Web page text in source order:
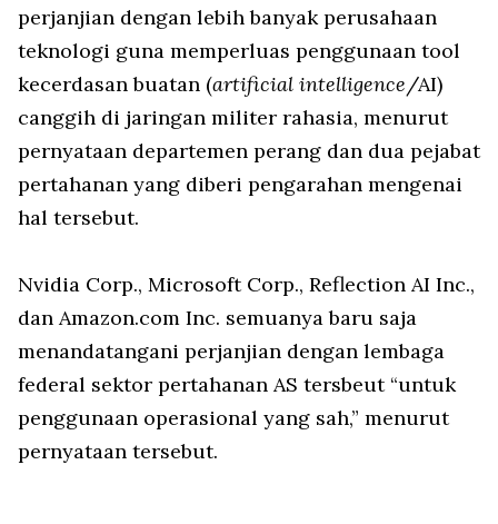
perjanjian dengan lebih banyak perusahaan
teknologi guna memperluas penggunaan tool
kecerdasan buatan (artificial intelligence/AI)
canggih di jaringan militer rahasia, menurut
pernyataan departemen perang dan dua pejabat
pertahanan yang diberi pengarahan mengenai
hal tersebut.
Nvidia Corp., Microsoft Corp., Reflection AI Inc.,
dan Amazon.com Inc. semuanya baru saja
menandatangani perjanjian dengan lembaga
federal sektor pertahanan AS tersbeut “untuk
penggunaan operasional yang sah,” menurut
pernyataan tersebut.